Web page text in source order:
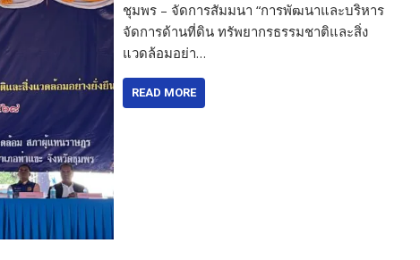
ชุมพร – จัดการสัมมนา “การพัฒนาและบริหาร
จัดการด้านที่ดิน ทรัพยากรธรรมชาติและสิ่ง
แวดล้อมอย่า…
READ MORE